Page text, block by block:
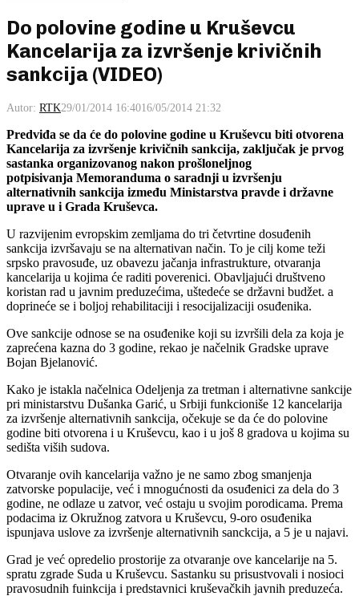
Do polovine godine u Kruševcu
Kancelarija za izvršenje krivičnih
sankcija (VIDEO)
Autor: RTK29/01/2014 16:4016/05/2014 21:32
Predviđa se da će do polovine godine u Kruševcu biti otvorena
Kancelarija za izvršenje krivičnih sankcija, zaključak je prvog
sastanka organizovanog nakon prošloneljnog
potpisivanja Memoranduma o saradnji u izvršenju
alternativnih sankcija između Ministarstva pravde i državne
uprave u i Grada Kruševca.
U razvijenim evropskim zemljama do tri četvrtine dosuđenih
sankcija izvršavaju se na alternativan način. To je cilj kome teži
srpsko pravosuđe, uz obavezu jačanja infrastrukture, otvaranja
kancelarija u kojima će raditi poverenici. Obavljajući društveno
koristan rad u javnim preduzećima, uštedeće se državni budžet. a
doprineće se i boljoj rehabilitaciji i resocijalizaciji osuđenika.
Ove sankcije odnose se na osuđenike koji su izvršili dela za koja je
zaprećena kazna do 3 godine, rekao je načelnik Gradske uprave
Bojan Bjelanović.
Kako je istakla načelnica Odeljenja za tretman i alternativne sankcije
pri ministarstvu Dušanka Garić, u Srbiji funkcioniše 12 kancelarija
za izvršenje alternativnih sankcija, očekuje se da će do polovine
godine biti otvorena i u Kruševcu, kao i u još 8 gradova u kojima su
sedišta viših sudova.
Otvaranje ovih kancelarija važno je ne samo zbog smanjenja
zatvorske populacije, već i mnogućnosti da osuđenici za dela do 3
godine, ne odlaze u zatvor, već ostaju u svojim porodicama. Prema
podacima iz Okružnog zatvora u Kruševcu, 9-oro osuđenika
ispunjava uslove za izvršenje alternativnih sanckcija, a 5 je u najavi.
Grad je već opredelio prostorije za otvaranje ove kancelarije na 5.
spratu zgrade Suda u Kruševcu. Sastanku su prisustvovali i nosioci
pravosudnih fuinkcija i predstavnici kruševačkih javnih preduzeća.